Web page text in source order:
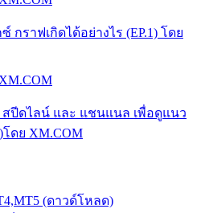
กราฟเกิดได้อย่างไร (EP.1) โดย
สปีดไลน์ และ แชนแนล เพื่อดูแนว
ดย XM.COM
(ดาวด์โหลด)